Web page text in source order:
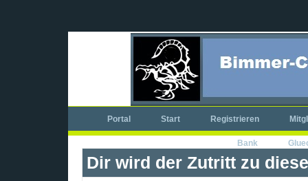
Portal Start Registrieren
Bank
Dir wird der Zutritt zu